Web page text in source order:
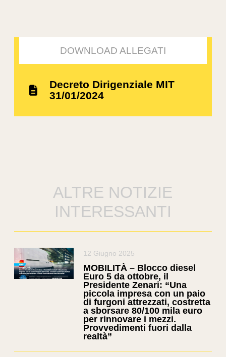
DOWNLOAD ALLEGATI
Decreto Dirigenziale MIT
31/01/2024
ALTRE NOTIZIE
INTERESSANTI
12 Giugno 2025
MOBILITÀ – Blocco diesel
Euro 5 da ottobre, il
Presidente Zenari: “Una
piccola impresa con un paio
di furgoni attrezzati, costretta
a sborsare 80/100 mila euro
per rinnovare i mezzi.
Provvedimenti fuori dalla
realtà”